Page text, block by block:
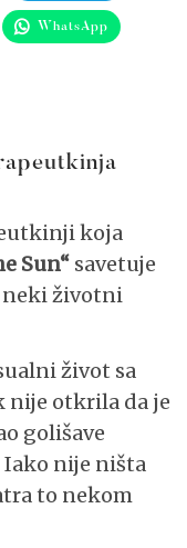
WhatsApp
koja
Sun“ savetuje
neki životni
život sa
nije otkrila da je
golišave
nije ništa
to nekom